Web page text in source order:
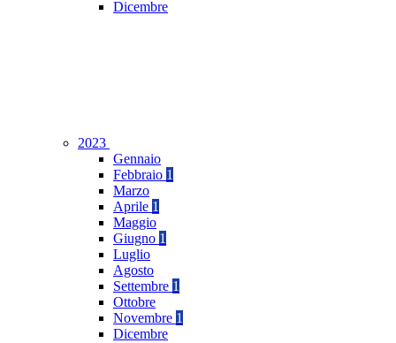
Dicembre
2023
Gennaio
Febbraio 1
Marzo
Aprile 1
Maggio
Giugno 1
Luglio
Agosto
Settembre 1
Ottobre
Novembre 1
Dicembre